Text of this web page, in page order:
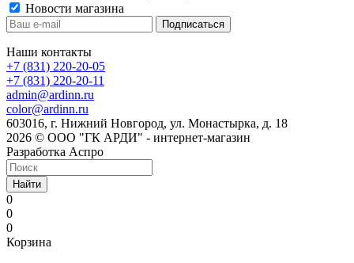
Новости магазина
Наши контакты
+7 (831) 220-20-05
+7 (831) 220-20-11
admin@ardinn.ru
color@ardinn.ru
603016, г. Нижний Новгород, ул. Монастырка, д. 18
2026 © ООО "ГК АРДИ" - интернет-магазин
Разработка Аспро
Найти
0
0
0
Корзина